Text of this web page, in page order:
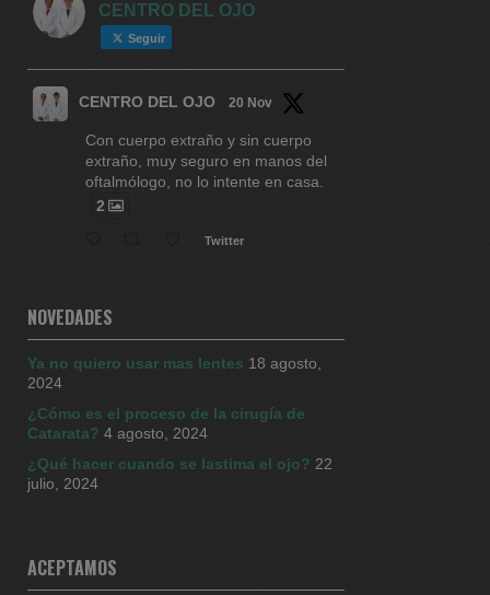
CENTRO DEL OJO
Seguir
CENTRO DEL OJO 20 Nov
Con cuerpo extraño y sin cuerpo
extraño, muy seguro en manos del
oftalmólogo, no lo intente en casa.
2
Twitter
Mas seguridad es lo que ofrece la
de profundidad aumentada igual:
mejores resultados !! Si tiene
0995913393
NOVEDADES
Ya no quiero usar mas lentes 18 agosto,
2024
¿Cómo es el proceso de la cirugía de
Catarata? 4 agosto, 2024
¿Qué hacer cuando se lastima el ojo? 22
julio, 2024
ACEPTAMOS